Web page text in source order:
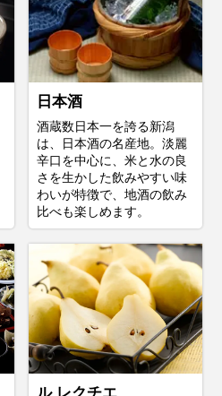
日本酒
酒蔵数日本一を誇る新潟
は、日本酒の名産地。淡麗
辛口を中心に、米と水の良
さを生かした飲みやすい味
わいが特徴で、地酒の飲み
比べも楽しめます。
ル レクチエ